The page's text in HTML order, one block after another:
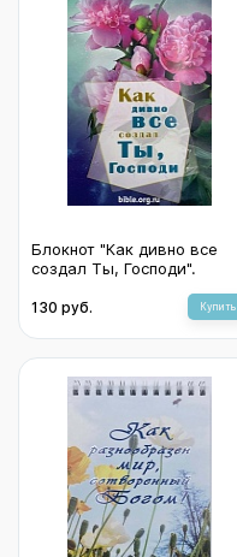
Блокнот "Как дивно все
создал Ты, Господи".
130 руб. Купить